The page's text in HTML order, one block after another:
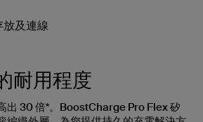
及連線
耐用程度
出 30 倍*。BoostCharge Pro Flex 矽